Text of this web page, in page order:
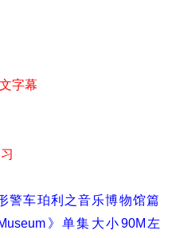
字幕
警车珀利之音乐博物馆篇
》单集大小90M左